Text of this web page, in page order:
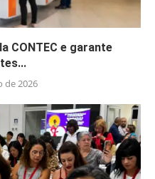
CONTEC e garante
de 2026